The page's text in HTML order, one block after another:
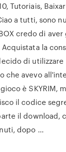
Tutoriais,
a tutti, sono
credo di
la
di
che avevo
è SKYRIM,
il codice
il download,
dopo …